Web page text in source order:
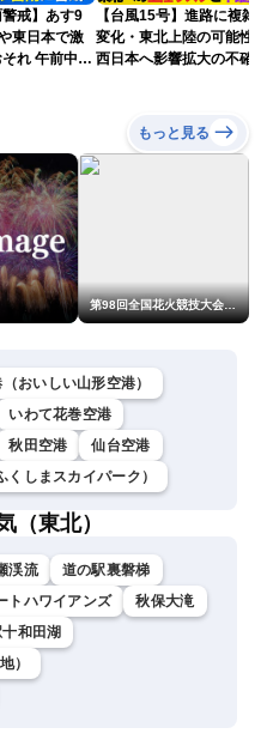
警戒】あす9
東日本で激
れ 午前中か
【台風15号】進路に複雑
変化・東北上陸の可能性
西日本へ影響拡大の不確
もっと見る
第98回全国花火競技大会「大曲の花火」
おいしい山形空港）
いわて花巻空港
秋田空港
仙台空港
しまスカイパーク）
（東北）
渓流
道の駅裏磐梯
トハワイアンズ
秋保大滝
和田湖
）